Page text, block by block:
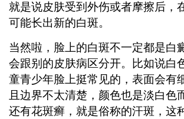
就是说皮肤受到外伤或者摩擦后，
可能长出新的白斑。
当然啦，脸上的白斑不一定都是白
会跟别的皮肤病区分开。比如说白
童青少年脸上挺常见的，表面会有
且边界不太清楚，颜色也是淡白色
还有花斑癣，就是俗称的汗斑，这